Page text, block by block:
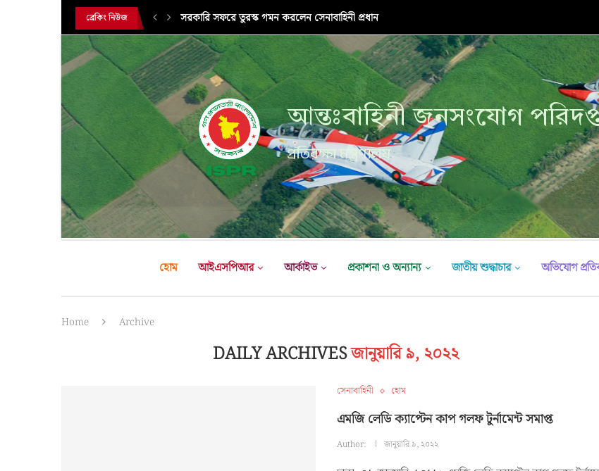
ব্রেকিং নিউজ সরকারি সফরে তুরস্ক গমন করলেন সেনাবাহিনী প্রধান
আন্তঃবাহিনী জনসংযোগ
প্রতিরক্ষা মন্ত্রণালয়
হোম আইএসপিআর আর্কাইভ প্রকাশনা ও অন্যান্য জাতীয় শুদ্ধাচার অভিযোগ
Home Archive
DAILY ARCHIVESজানুয়ারি ৯, ২০২২
সেনাবাহিনী হোম
এমজি লেডি ক্যাপ্টেন কাপ গলফ টুর্নামেন্ট সমাপ্ত
Author: জানুয়ারি ৯, ২০২২